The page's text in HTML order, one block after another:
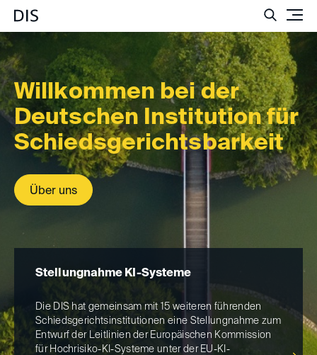
Willkommen bei der
Deutschen Institution für
Schie­dsgerichts­bar­keit
Über uns
Stellungnahme KI-Systeme
Die DIS hat gemeinsam mit 15 weiteren führenden
Schiedsgerichtsinstitutionen eine Stellungnahme zum
Entwurf der Leitlinien der Europäischen Kommission
für Hochrisiko-KI-Systeme unter der EU-KI-